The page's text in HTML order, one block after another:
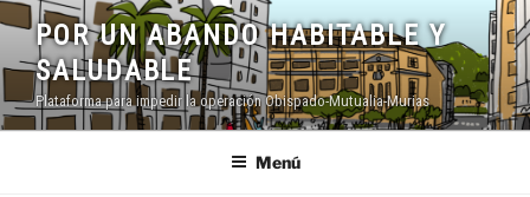
Saltar
contenido
POR UN ABANDO HABITABLE Y
SALUDABLE
Plataforma para impedir la operación Obispado-Mutualia-Murias
Menú